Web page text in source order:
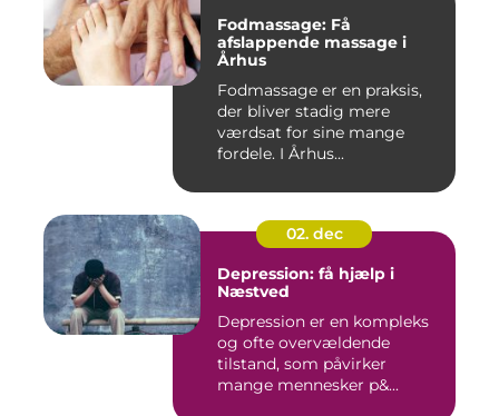
Fodmassage: Få
afslappende massage i
Århus
Fodmassage er en praksis,
der bliver stadig mere
værdsat for sine mange
fordele. I Århus...
02. dec
Depression: få hjælp i
Næstved
Depression er en kompleks
og ofte overvældende
tilstand, som påvirker
mange mennesker p&...